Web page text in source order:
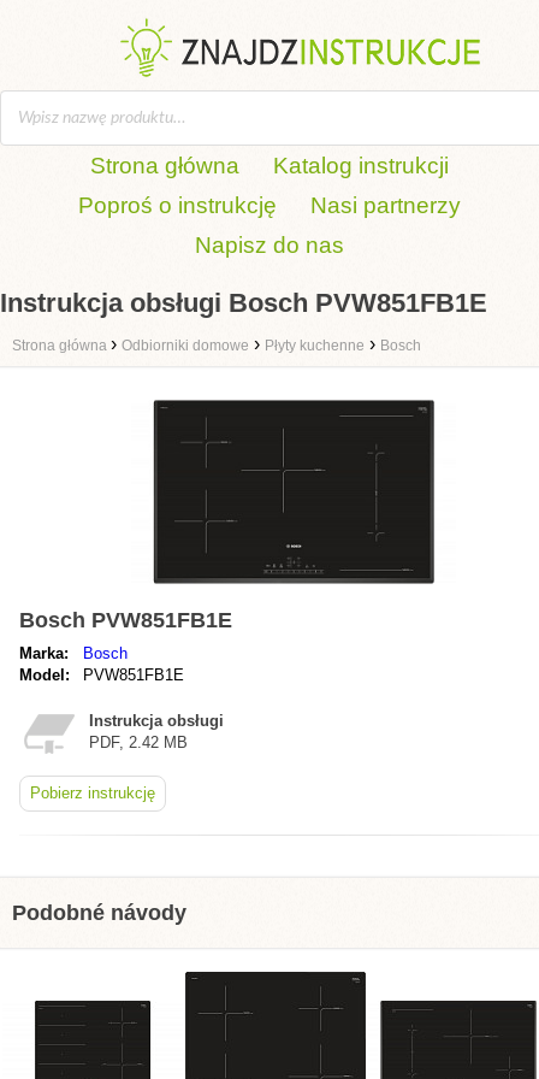
Strona główna
Katalog instrukcji
Poproś o instrukcję
Nasi partnerzy
Napisz do nas
Instrukcja obsługi Bosch PVW851FB1E
Strona główna › Odbiorniki domowe › Płyty kuchenne › Bosch
Bosch PVW851FB1E
Marka:
Bosch
Model:
PVW851FB1E
Instrukcja obsługi
PDF, 2.42 MB
Pobierz instrukcję
Podobné návody